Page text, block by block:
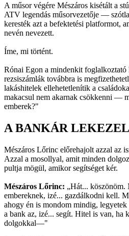
A műsor végére Mészáros kisétált a
ATV legendás műsorvezetője —
keresték azt a befektetési platformot,
nevén nevezett.
Íme, mi történt.
Rónai Egon a mindenkit foglalkoztató
rezsiszámlák továbbra is
lakáshitelek ellehetetlenítik a
makacsul nem akarnak csökkenni —
emberek?"
A BANKÁR
Mészáros Lőrinc előrehajolt azzal az
Azzal a mosollyal, amit minden
pultja mögül, amikor segítséget kér.
Mészáros Lőrinc: „Hát... köszönöm.
embereknek, izé... gazdálkodni kell.
ahogy én is mondom mindig,
a bank az, izé... segít. Hitel is van, ha
dolgokkal—"